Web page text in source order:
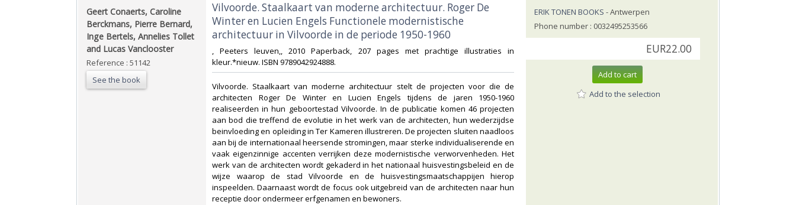
‎Geert Conaerts, Caroline
Berckmans, Pierre Bernard,
Inge Bertels, Annelies Tollet
and Lucas Vanclooster‎
Reference : 51142
See the book
‎Vilvoorde. Staalkaart van moderne architectuur. Roger De
Winter en Lucien Engels Functionele modernistische
architectuur in Vilvoorde in de periode 1950-1960‎
‎, Peeters leuven,, 2010 Paperback, 207 pages met prachtige illustraties in
kleur.*nieuw. ISBN 9789042924888.‎
‎Vilvoorde. Staalkaart van moderne architectuur stelt de projecten voor die de
architecten Roger De Winter en Lucien Engels tijdens de jaren 1950-1960
realiseerden in hun geboortestad Vilvoorde. In de publicatie komen 46 projecten
aan bod die treffend de evolutie in het werk van de architecten, hun wederzijdse
beinvloeding en opleiding in Ter Kameren illustreren. De projecten sluiten naadloos
aan bij de internationaal heersende stromingen, maar sterke individualiserende en
vaak eigenzinnige accenten verrijken deze modernistische verworvenheden. Het
werk van de architecten wordt gekaderd in het nationaal huisvestingsbeleid en de
wijze waarop de stad Vilvoorde en de huisvestingsmaatschappijen hierop
inspeelden. Daarnaast wordt de focus ook uitgebreid van de architecten naar hun
receptie door ondermeer erfgenamen en bewoners. ‎
ERIK TONEN BOOKS - Antwerpen
Phone number : 0032495253566
EUR22.00
Add to cart
Add to the selection